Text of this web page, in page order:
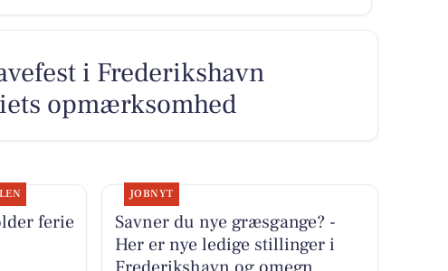
i Frederikshavn
opmærksomhed
ferie
JOBNYT
Savner du nye græsgange? -
Her er nye ledige stillinger i